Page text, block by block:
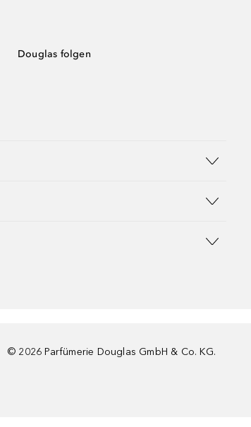
Douglas folgen
© 2026 Parfümerie Douglas GmbH & Co. KG.